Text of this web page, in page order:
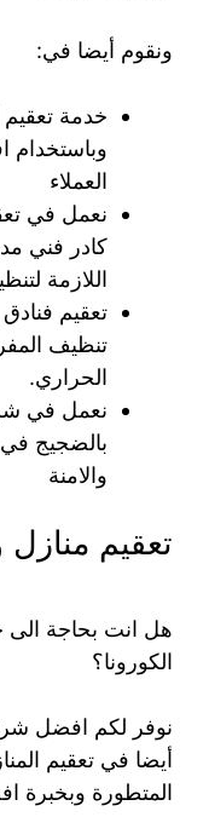
ونقوم أيضا في:
خدمة
وباستخدام
العملاء
نعمل في
كادر فني
اللازمة
تعقيم
تنظيف
الحراري.
نعمل في
بالضجيج في
والامنة
تعقيم
هل انت بحاجة الى
الكورونا؟
نوفر لكم افضل
أيضا في تعقيم
المتطورة وبخبرة